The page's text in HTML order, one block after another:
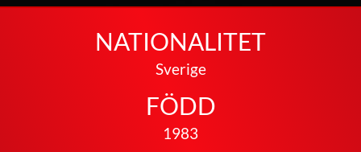
NATIONALITET
Sverige
FÖDD
1983